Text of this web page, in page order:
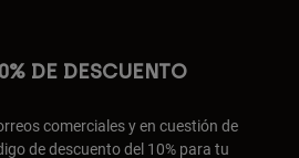
DE DESCUENTO
comerciales y en cuestión de
de descuento del 10% para tu